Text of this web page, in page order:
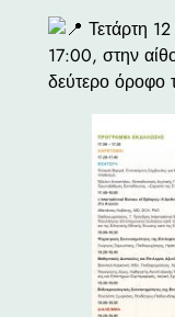
Τετάρτη
17:00, στην
δεύτερο όροφο